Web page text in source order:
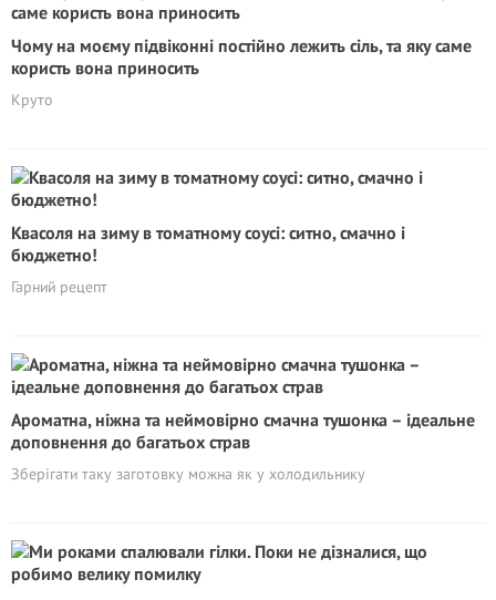
Чому на моєму підвіконні постійно лежить сіль, та яку саме
користь вона приносить
Круто
Квасоля на зиму в томатному соусі: ситно, смачно і
бюджетно!
Гарний рецепт
Ароматна, ніжна та неймовірно смачна тушонка – ідеальне
доповнення до багатьох страв
Зберігати таку заготовку можна як у холодильнику